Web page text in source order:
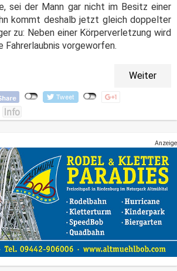
sei der Mann gar nicht im Besitz einer
kommt deshalb jetzt gleich doppelter
zu: Neben einer Körperverletzung wird
Fahrerlaubnis vorgeworfen.
Weiter
Anzeige